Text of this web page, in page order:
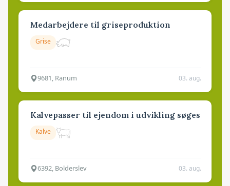
Medarbejdere til griseproduktion
Grise
9681, Ranum 03. aug.
Kalvepasser til ejendom i udvikling søges
Kalve
6392, Bolderslev 03. aug.